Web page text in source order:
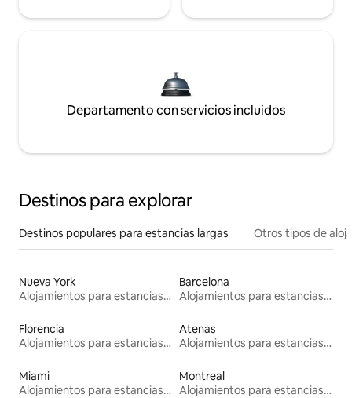
Departamento con servicios incluidos
Destinos para explorar
Destinos populares para estancias largas Otros tipos de
Nueva York
Alojamientos para estancias largas
Barcelona
Alojamientos para estancias largas
Florencia
Alojamientos para estancias largas
Atenas
Alojamientos para estancias largas
Miami
Alojamientos para estancias largas
Montreal
Alojamientos para estancias largas